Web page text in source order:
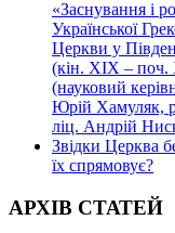
«Заснування і
Української
Церкви у
(кін. ХІХ – поч.
(науковий
Юрій Хамуляк,
ліц. Андрій
Звідки Церква
їх спрямовує?
АРХІВ СТАТЕЙ